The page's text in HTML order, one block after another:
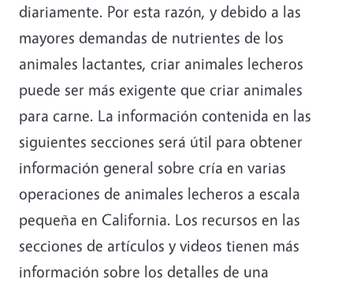
diariamente. Por esta razón, y debido a las
mayores demandas de nutrientes de los
animales lactantes, criar animales lecheros
puede ser más exigente que criar animales
para carne. La información contenida en las
siguientes secciones será útil para obtener
información general sobre cría en varias
operaciones de animales lecheros a escala
pequeña en California. Los recursos en las
secciones de artículos y videos tienen más
información sobre los detalles de una